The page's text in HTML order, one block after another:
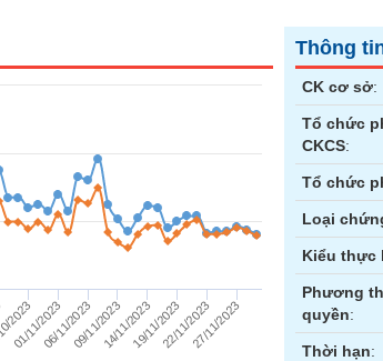
2023
01/11/202306/11/202309/11/202314/11/202319/11/202322/11/202327/11/2023
Thông
CK cơ sở:
Tổ chức
CKCS:
Tổ chức
Loại
Kiểu thực
Phương
quyền:
Thời hạn: